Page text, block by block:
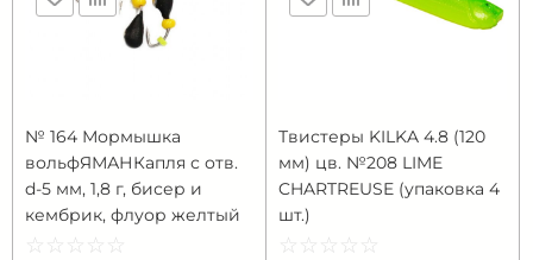
№ 164 Мормышка
вольфЯМАНКапля с отв.
d-5 мм, 1,8 г, бисер и
кембрик, флуор желтый
☆ ☆ ☆ ☆ ☆
★ ★ ★ ★ ★
Твистеры KILKA 4.8 (120
мм) цв. №208 LIME
CHARTREUSE (упаковка 4
шт.)
☆ ☆ ☆ ☆ ☆
★ ★ ★ ★ ★